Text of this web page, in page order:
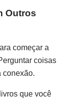
Outros
começar a
coisas
conexão.
que você